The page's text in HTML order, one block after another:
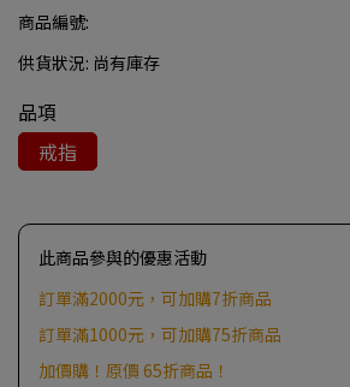
商品編號:
供貨狀況: 尚有庫存
品項
戒指
此商品參與的優惠活動
訂單滿2000元，可加購7折商品
訂單滿1000元，可加購75折商品
加價購！原價 65折商品！